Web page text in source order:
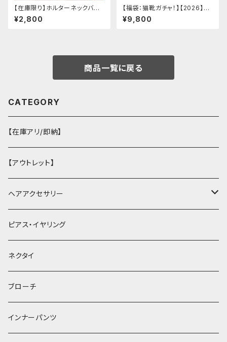
【在庫限り】ホルターネックバッ
クリボンチャイナシャツ
¥2,800
【福袋：猫靴ガチャ！】【2026】Mi
lky Rag 福袋
¥9,800
商品一覧に戻る
CATEGORY
【在庫アリ/即納】
【アウトレット】
ヘアアクセサリー
ヘアクリップ
ヘッドドレス・カチューシャ
ヘアゴム
簪
ピアス・イヤリング
ネクタイ
ブローチ
インナーパンツ